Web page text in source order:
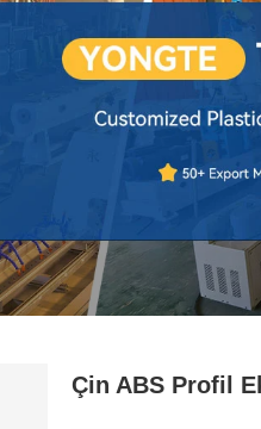
Çin ABS Profil